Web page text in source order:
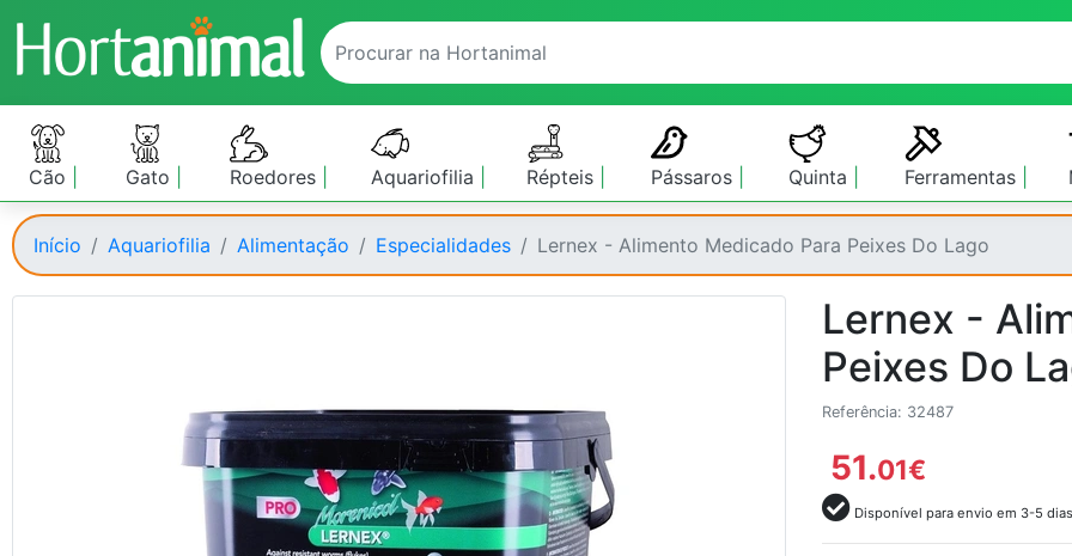
Cão Gato Roedores Aquariofilia Répteis Pássaros Quinta Ferramentas
Início Aquariofilia Alimentação Especialidades Lernex - Alimento Medicado Para Peixes Do Lago
Lernex -
Peixes Do
Referência: 32487
51.01€
Disponível para envio em 3-5 dias